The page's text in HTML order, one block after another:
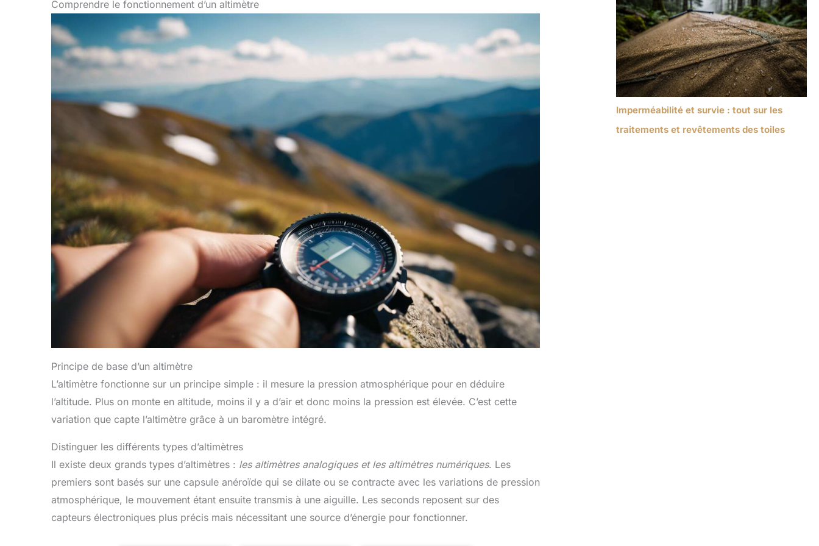
Comprendre le fonctionnement d’un altimètre
Principe de base d’un altimètre
L’altimètre fonctionne sur un principe simple : il mesure la pression atmosphérique pour en déduire
l’altitude. Plus on monte en altitude, moins il y a d’air et donc moins la pression est élevée. C’est cette
variation que capte l’altimètre grâce à un baromètre intégré.
Distinguer les différents types d’altimètres
Il existe deux grands types d’altimètres : les altimètres analogiques et les altimètres numériques. Les
premiers sont basés sur une capsule anéroïde qui se dilate ou se contracte avec les variations de pression
atmosphérique, le mouvement étant ensuite transmis à une aiguille. Les seconds reposent sur des
capteurs électroniques plus précis mais nécessitant une source d’énergie pour fonctionner.
Imperméabilité et survie : tout sur les
traitements et revêtements des toiles